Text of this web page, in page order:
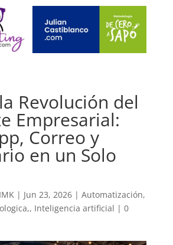
Revolución del
Empresarial:
Correo y
en un Solo
| Jun 23, 2026| Automatización,
, Inteligencia artificial | 0